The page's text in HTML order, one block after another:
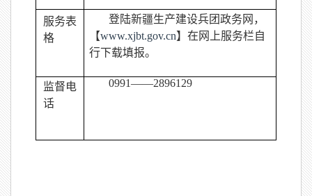
服务表
格
登陆新疆生产建设兵团政务网，
【www.xjbt.gov.cn】在网上服务栏自
行下载填报。
监督电
话
0991——2896129